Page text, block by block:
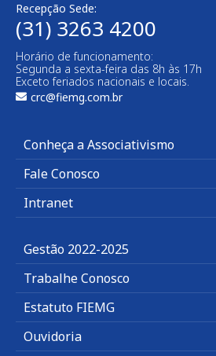
Recepção Sede:
(31) 3263 4200
Horário de funcionamento:
Segunda a sexta-feira das 8h às 17h
Exceto feriados nacionais e locais.
crc@fiemg.com.br
Conheça a Associativismo
Fale Conosco
Intranet
Gestão 2022-2025
Trabalhe Conosco
Estatuto FIEMG
Ouvidoria